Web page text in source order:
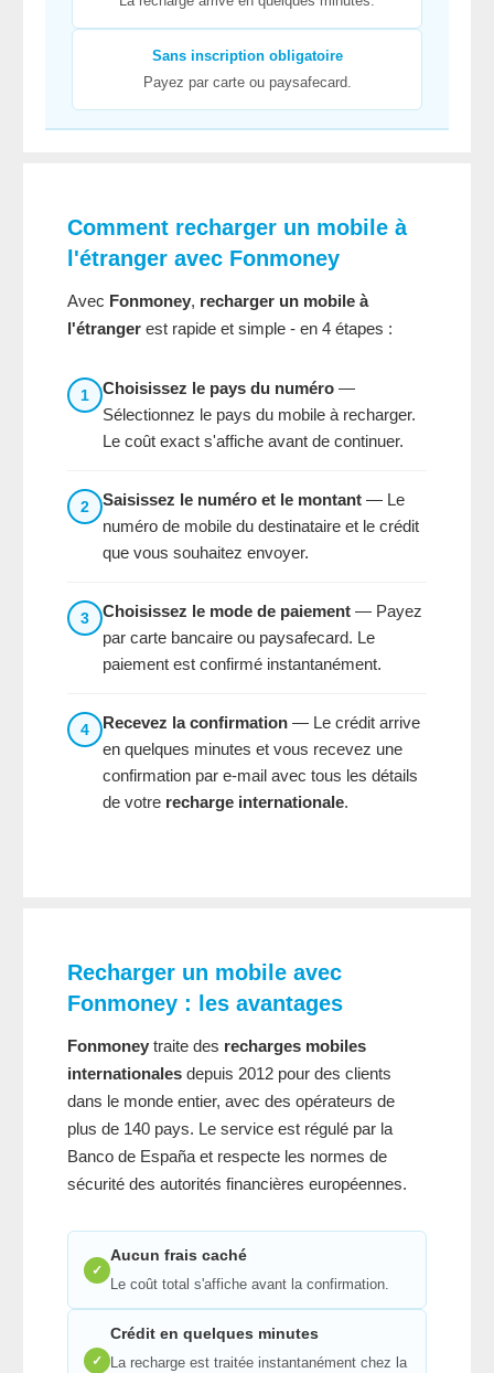
Sans inscription obligatoire
Payez par carte ou paysafecard.
Comment recharger un mobile à
l'étranger avec Fonmoney
Avec Fonmoney, recharger un mobile à
l'étranger est rapide et simple - en 4 étapes :
1 Choisissez le pays du numéro —
Sélectionnez le pays du mobile à recharger.
Le coût exact s'affiche avant de continuer.
2 Saisissez le numéro et le montant — Le
numéro de mobile du destinataire et le crédit
que vous souhaitez envoyer.
3 Choisissez le mode de paiement — Payez
par carte bancaire ou paysafecard. Le
paiement est confirmé instantanément.
4 Recevez la confirmation — Le crédit arrive
en quelques minutes et vous recevez une
confirmation par e-mail avec tous les détails
de votre recharge internationale.
Recharger un mobile avec
Fonmoney : les avantages
Fonmoney traite des recharges mobiles
internationales depuis 2012 pour des clients
dans le monde entier, avec des opérateurs de
plus de 140 pays. Le service est régulé par la
Banco de España et respecte les normes de
sécurité des autorités financières européennes.
✓
Aucun frais caché
Le coût total s'affiche avant la confirmation.
✓
Crédit en quelques minutes
La recharge est traitée instantanément chez la